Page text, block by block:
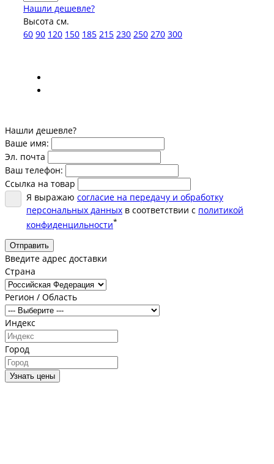
Нашли дешевле?
Высота см.
60 90 120 150 185 215 230 250 270 300
Нашли дешевле?
Ваше имя:
Эл. почта
Ваш телефон:
Ссылка на товар
Я выражаю согласие на передачу и обработку
персональных данных в соответствии с политикой
конфиденцильности*
Отправить
Введите адрес доставки
Страна
Регион / Область
Индекс
Город
Узнать цены